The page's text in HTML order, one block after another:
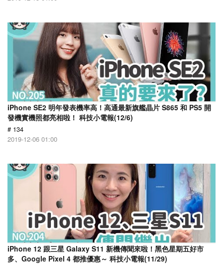
iPhone SE2 明年發表機率高！高通最新旗艦晶片 S865 和 PS5 開
發機實機照都亮相啦！ 科技小電報(12/6)
# 134
2019-12-06 01:00
iPhone 12 跟三星 Galaxy S11 新機傳聞來啦！黑色星期五好市
多、Google Pixel 4 都推優惠～ 科技小電報(11/29)